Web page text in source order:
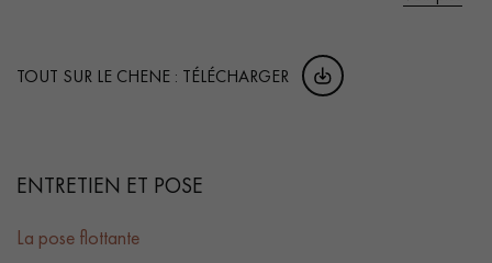
TOUT SUR LE CHENE : TÉLÉCHARGER
ENTRETIEN ET POSE
La pose flottante